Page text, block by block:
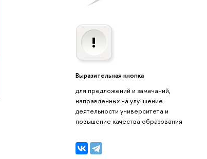
Выразительная кнопка
для предложений и замечаний,
направленных на улучшение
деятельности университета и
повышение качества образования